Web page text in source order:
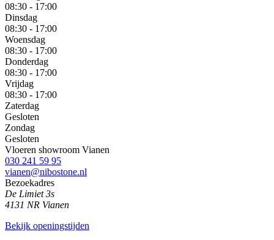
08:30 - 17:00
Dinsdag
08:30 - 17:00
Woensdag
08:30 - 17:00
Donderdag
08:30 - 17:00
Vrijdag
08:30 - 17:00
Zaterdag
Gesloten
Zondag
Gesloten
Vloeren showroom Vianen
030 241 59 95
vianen@nibostone.nl
Bezoekadres
De Limiet 3s
4131 NR Vianen
Bekijk openingstijden